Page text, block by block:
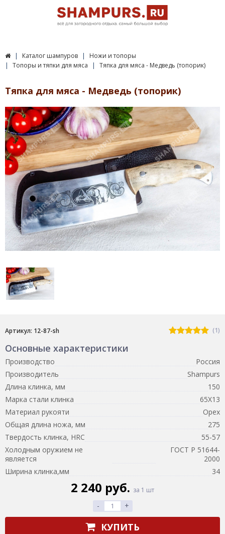
Каталог шампуров
Ножи и топоры
Топоры и тяпки для мяса
Тяпка для мяса - Медведь (топорик)
Тяпка для мяса - Медведь (топорик)
Артикул: 12-87-sh (1)
Основные характеристики
Производство
Россия
Производитель
Shampurs
Длина клинка, мм
150
Марка стали клинка
65Х13
Материал рукояти
Орех
Общая длина ножа, мм
275
Твердость клинка, HRC
55-57
Холодным оружием не
является
ГОСТ Р 51644-
2000
Ширина клинка,мм
34
2 240 руб. за 1 шт
- +
КУПИТЬ